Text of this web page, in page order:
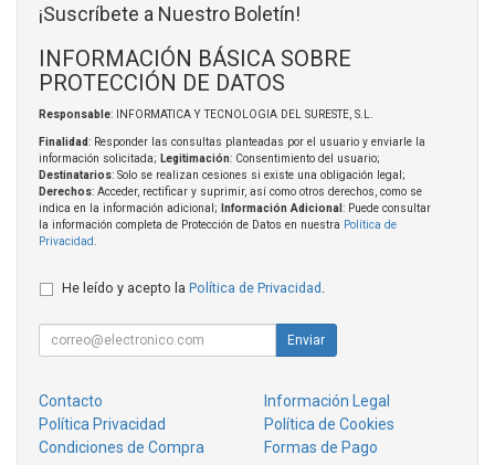
¡Suscríbete a Nuestro Boletín!
INFORMACIÓN BÁSICA SOBRE
PROTECCIÓN DE DATOS
Responsable: INFORMATICA Y TECNOLOGIA DEL SURESTE, S.L.
Finalidad: Responder las consultas planteadas por el usuario y enviarle la
información solicitada; Legitimación: Consentimiento del usuario;
Destinatarios: Solo se realizan cesiones si existe una obligación legal;
Derechos: Acceder, rectificar y suprimir, así como otros derechos, como se
indica en la información adicional;
Información Adicional : Puede consultar
la información completa de Protección de Datos en nuestra Política de
Privacidad
He leído y acepto la Política de Privacidad
Enviar
Contacto
Información Legal
Política Privacidad
Política de Cookies
Condiciones de Compra
Formas de Pago